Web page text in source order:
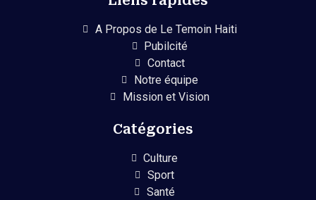
A Propos de Le Temoin Haiti
Pubilcité
Contact
Notre équipe
Mission et Vision
Catégories
Culture
Sport
Santé